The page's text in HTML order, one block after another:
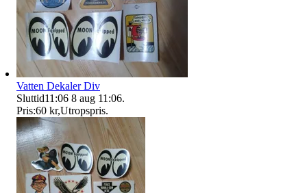
Vatten Dekaler Div
Sluttid11:06 8 aug 11:06.
Pris:60 kr,Utropspris.